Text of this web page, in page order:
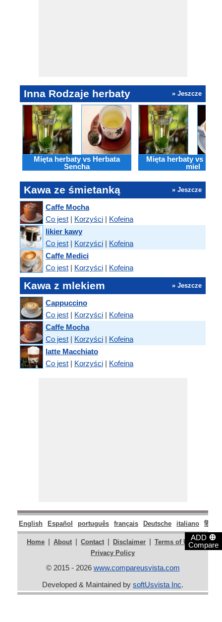
ADD ⊕
Compare
Inna Rodzaje herbaty » Jeszcze
Mięta herbaty vs Herbata
Sencha
Mięta herbaty vs
miel
Kawa ze śmietanką » Jeszcze
Caffe Mocha
Co jest | Korzyści | Kofeina
likier kawy
Co jest | Korzyści | Kofeina
Caffe Medici
Co jest | Korzyści | Kofeina
Kawa z mlekiem » Jeszcze
Cappuccino
Co jest | Korzyści | Kofeina
Caffe Mocha
Co jest | Korzyści | Kofeina
latte Macchiato
Co jest | Korzyści | Kofeina
English Español português français Deutsche italiano हिंदी
Home | About | Contact | Disclaimer | Terms of Use |
Privacy Policy
© 2015 - 2026 www.compareusvista.com
Developed & Maintained by softUsvista Inc.